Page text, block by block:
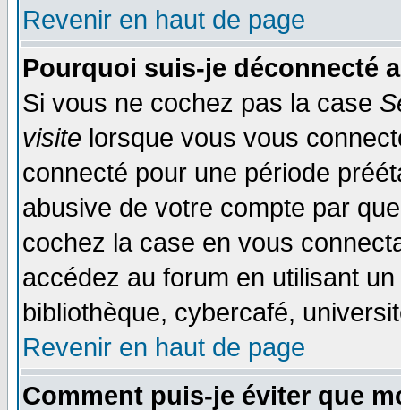
Revenir en haut de page
Pourquoi suis-je déconnecté
Si vous ne cochez pas la case
visite lorsque vous vous
connecté pour une période
abusive de votre compte par
cochez la case en vous
accédez au forum en utilisant
bibliothèque, cybercafé,
Revenir en haut de page
Comment puis-je éviter que